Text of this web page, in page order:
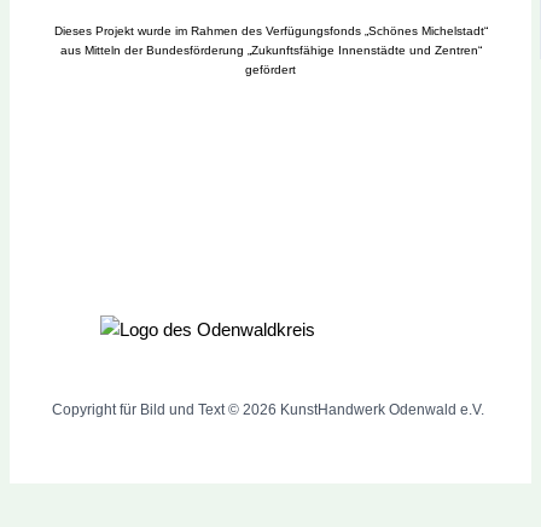
Dieses Projekt wurde im Rahmen des Verfügungsfonds „Schönes Michelstadt“
aus Mitteln der Bundesförderung „Zukunftsfähige Innenstädte und Zentren“
gefördert
Copyright für Bild und Text © 2026 KunstHandwerk Odenwald e.V.